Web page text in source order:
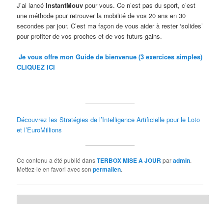
J’ai lancéInstantMouv pour vous. Ce n’est pas du sport, c’est
une méthode pour retrouver la mobilité de vos 20 ans en 30
secondes par jour. C’est ma façon de vous aider à rester ‘solides’
pour profiter de vos proches et de vos futurs gains.
Je vous offre mon Guide de bienvenue (3 exercices simples)
CLIQUEZ ICI
Découvrez les Stratégies de l’Intelligence Artificielle pour le Loto
et l’EuroMillions
Ce contenu a été publié dansTERBOX MISE A JOUR paradmin.
Mettez-le en favori avec sonpermalien.